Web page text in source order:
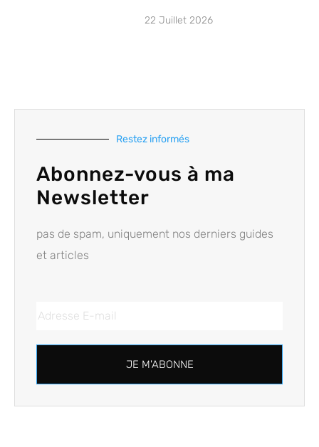
22 Juillet 2026
Restez informés
Abonnez-vous à ma
Newsletter
pas de spam, uniquement nos derniers guides
et articles
JE M'ABONNE